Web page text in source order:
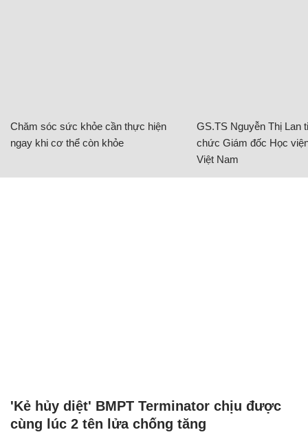
Chăm sóc sức khỏe cần thực hiện
ngay khi cơ thể còn khỏe
GS.TS Nguyễn Thị Lan
chức Giám đốc Học
Việt Nam
'Kẻ hủy diệt' BMPT Terminator chịu được
cùng lúc 2 tên lửa chống tăng